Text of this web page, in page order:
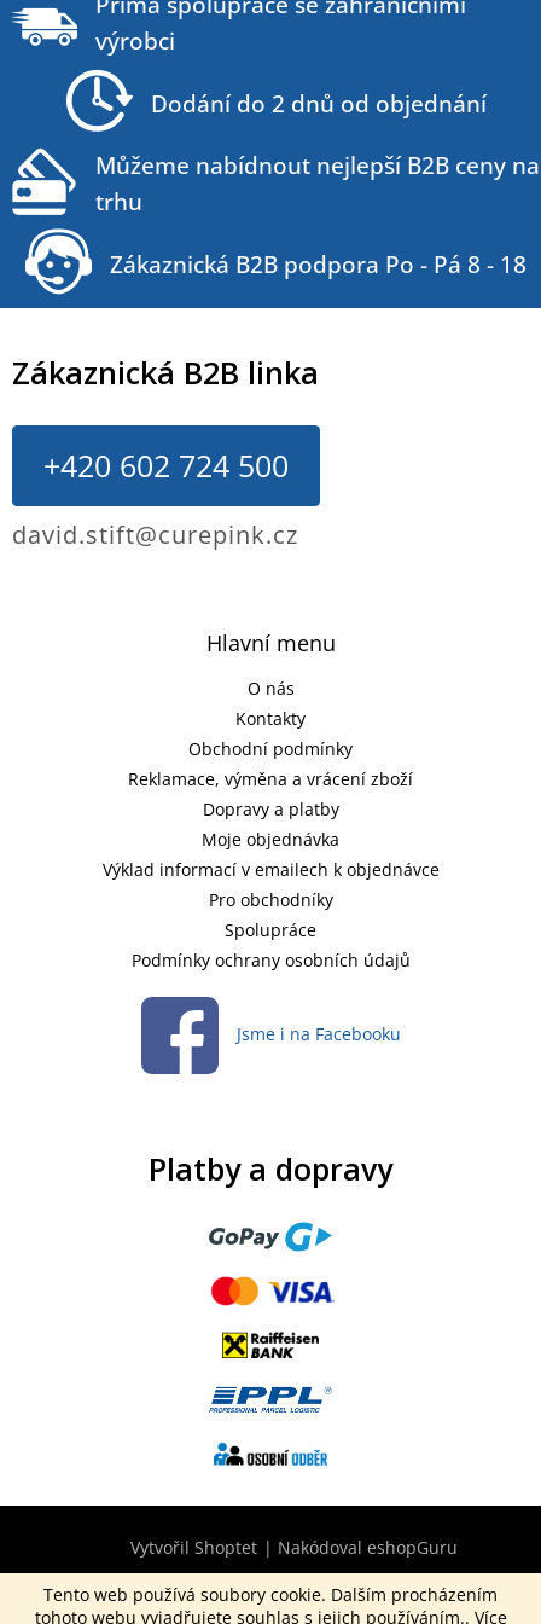
Tento web používá soubory cookie. Dalším procházením
tohoto webu vyjadřujete souhlas s jejich používáním.. Více
p
Hlavní menu
O nás
Kontakty
Obchodní podmínky
Reklamace, výměna a vrácení zboží
Dopravy a platby
Moje objednávka
Výklad informací v emailech k objednávce
Pro obchodníky
Spolupráce
Podmínky ochrany osobních údajů
Jsme i na Facebooku
Zákaznická B2B linka
+420 602 724 500
david.stift@curepink.cz
Platby a dopravy
výrobci
Dodání do 2 dnů od objednání
Můžeme nabídnout nejlepší B2B ceny na
trhu
Zákaznická B2B podpora Po - Pá 8 - 18
Vytvořil Shoptet | Nakódoval eshopGuru